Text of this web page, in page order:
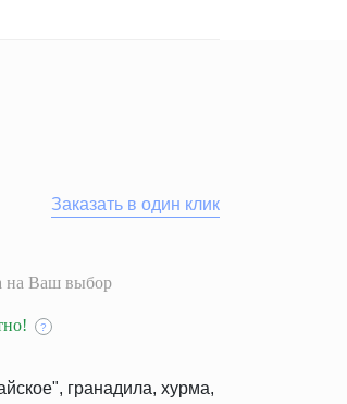
Заказать в один клик
на Ваш выбор
?
гранадила, хурма,